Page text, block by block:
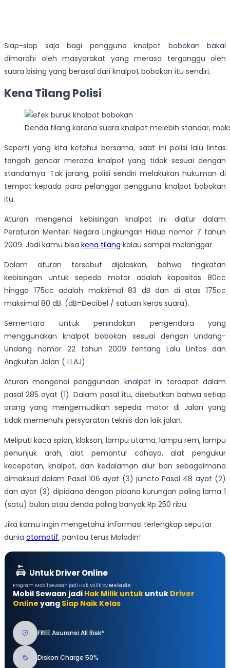
Siap-siap saja bagi pengguna knalpot bobokan bakal
dimarahi oleh masyarakat yang merasa terganggu oleh
suara bising yang berasal dari knalpot bobokan itu sendiri.
Kena Tilang Polisi
Denda tilang karena suara knalpot melebih standar,
Seperti yang kita ketahui bersama, saat ini polisi lalu lintas
tengah gencar merazia knalpot yang tidak sesuai dengan
standarnya. Tak jarang, polisi sendiri melakukan hukuman di
tempat kepada para pelanggar pengguna knalpot bobokan
itu.
Aturan mengenai kebisingan knalpot ini diatur dalam
Peraturan Menteri Negara Lingkungan Hidup nomor 7 tahun
2009. Jadi kamu bisa kena tilang kalau sampai melanggar
Dalam aturan tersebut dijelaskan, bahwa tingkatan
kebisingan untuk sepeda motor adalah kapasitas 80cc
hingga 175cc adalah maksimal 83 dB dan di atas 175cc
maksimal 80 dB. (dB=Decibel / satuan keras suara).
Sementara untuk penindakan pengendara yang
menggunakan knalpot bobokan sesuai dengan Undang-
Undang nomor 22 tahun 2009 tentang Lalu Lintas dan
Angkutan Jalan ( LLAJ).
Aturan mengenai penggunaan knalpot ini terdapat dalam
pasal 285 ayat (1). Dalam pasal itu, disebutkan bahwa setiap
orang yang mengemudikan sepeda motor di Jalan yang
tidak memenuhi persyaratan teknis dan laik jalan.
Meliputi kaca spion, klakson, lampu utama, lampu rem, lampu
penunjuk arah, alat pemantul cahaya, alat pengukur
kecepatan, knalpot, dan kedalaman alur ban sebagaimana
dimaksud dalam Pasal 106 ayat (3) juncto Pasal 48 ayat (2)
dan ayat (3) dipidana dengan pidana kurungan paling lama 1
(satu) bulan atau denda paling banyak Rp 250 ribu.
Jika kamu ingin mengetahui informasi terlengkap seputar
dunia otomotif, pantau terus Moladin!
Untuk Driver Online
Program Mobil Sewaan jadi Hak Milik by Moladin
Mobil Sewaan jadi Hak Milik untuk untuk Driver
Online yang Siap Naik Kelas
FREE Asuransi All Risk*
Diskon Charge 50%